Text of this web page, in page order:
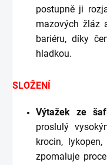
postupně ji
mazových žláz
bariéru, díky
hladkou.
SLOŽENÍ
Výtažek ze
proslulý
krocin,
zpomaluje